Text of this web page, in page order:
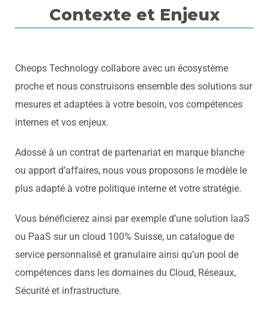
Contexte et Enjeux
Cheops Technology collabore avec un écosystème
proche et nous construisons ensemble des solutions sur
mesures et adaptées à votre besoin, vos compétences
internes et vos enjeux.
Adossé à un contrat de partenariat en marque blanche
ou apport d’affaires, nous vous proposons le modèle le
plus adapté à votre politique interne et votre stratégie.
Vous bénéficierez ainsi par exemple d’une solution IaaS
ou PaaS sur un cloud 100% Suisse, un catalogue de
service personnalisé et granulaire ainsi qu’un pool de
compétences dans les domaines du Cloud, Réseaux,
Sécurité et infrastructure.